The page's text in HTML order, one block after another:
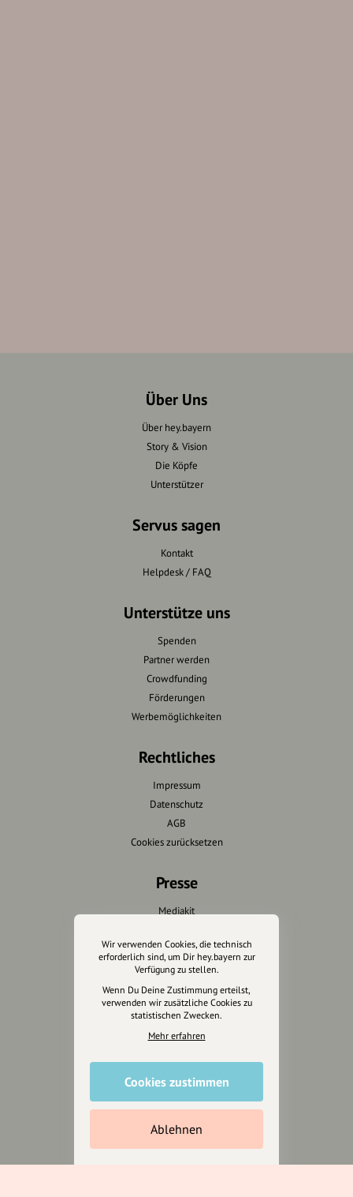
Über Uns
Über hey.bayern
Story & Vision
Die Köpfe
Unterstützer
Servus sagen
Kontakt
Helpdesk / FAQ
Unterstütze uns
Spenden
Partner werden
Crowdfunding
Förderungen
Werbemöglichkeiten
Rechtliches
Impressum
Datenschutz
AGB
Cookies zurücksetzen
Presse
Mediakit
Presseberichte
Wir unterstützen Euch
Fotografie & mehr
Marketing
Anakin Design
Wir verwenden Cookies, die technisch
erforderlich sind, um Dir hey.bayern zur
Verfügung zu stellen.
Wenn Du Deine Zustimmung erteilst,
verwenden wir zusätzliche Cookies zu
statistischen Zwecken.
Mehr erfahren
Cookies zustimmen
Ablehnen